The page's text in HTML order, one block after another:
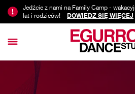
Jedźcie z nami na Family Camp -
lat i rodziców!
DOWIEDZ SIĘ WIĘCEJ